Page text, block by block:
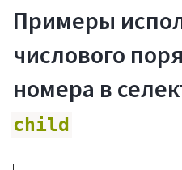
Примеры
числового
номера в
child